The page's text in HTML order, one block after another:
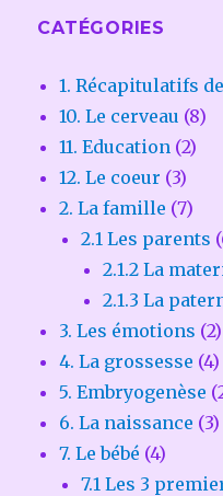
CATÉGORIES
1. Récapitulatifs
10. Le cerveau (8)
11. Education (2)
12. Le coeur (3)
2. La famille (7)
2.1 Les parents
2.1.2 La
2.1.3 La
3. Les émotions (2)
4. La grossesse (4)
5. Embryogenèse
6. La naissance (3)
7. Le bébé (4)
7.1 Les 3